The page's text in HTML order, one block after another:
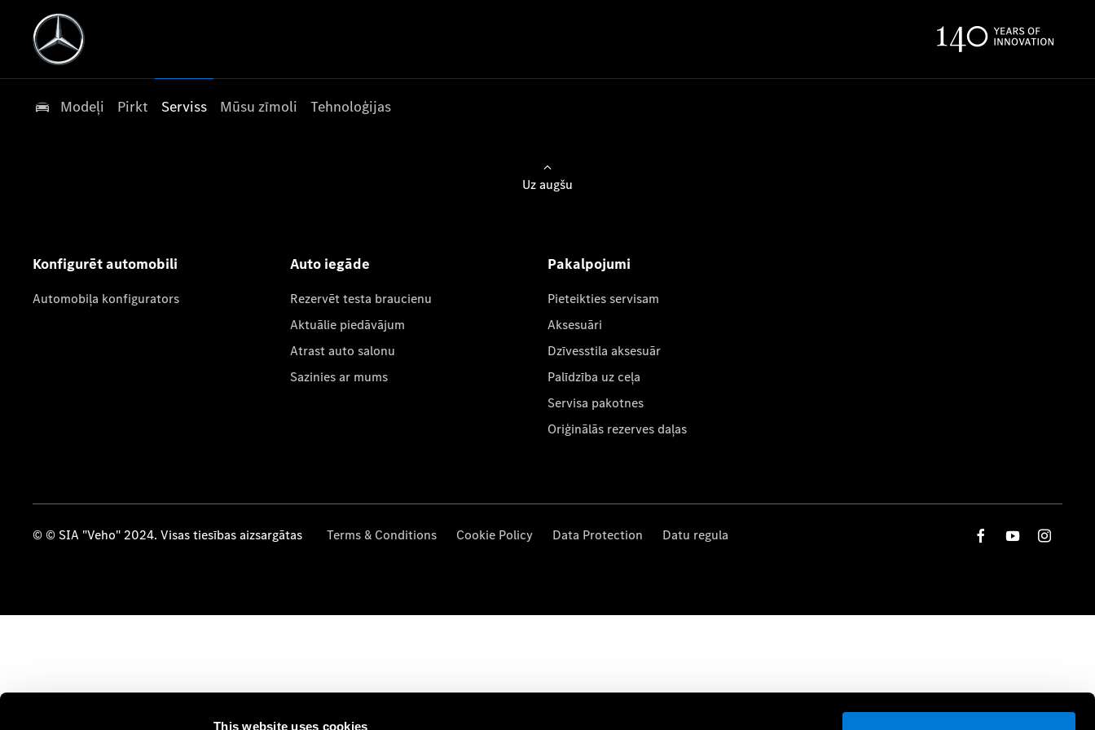
This website uses cookies
Modeļi Pirkt Serviss Mūsu zīmoli Tehnoloģijas
Uz augšu
Konfigurēt automobili
Automobiļa konfigurators
Auto iegāde
Rezervēt testa braucienu
Aktuālie piedāvājum
Atrast auto salonu
Sazinies ar mums
Pakalpojumi
Pieteikties servisam
Aksesuāri
Dzīvesstila aksesuār
Palīdzība uz ceļa
Servisa pakotnes
Oriģinālās rezerves daļas
© © SIA "Veho" 2024. Visas tiesības aizsargātas Terms & Conditions Cookie Policy Data Protection Datu regula